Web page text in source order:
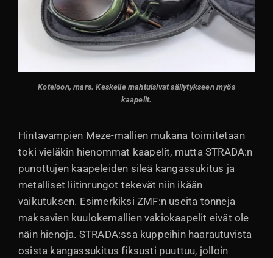
Koteloon, mars. Keskelle mahtuisivat säilytykseen myös
kaapelit.
Hintavampien Meze-mallien mukana toimitetaan
toki vieläkin hienommat kaapelit, mutta STRADA:n
punottujen kaapeleiden sileä kangassukitus ja
metalliset liitinrungot tekevät niin ikään
vaikutuksen. Esimerkiksi ZMF:n useita tonneja
maksavien kuulokemallien vakiokaapelit eivät ole
näin hienoja. STRADA:ssa kuppeihin haarautuvista
osista kangassukitus fiksusti puuttuu, jolloin